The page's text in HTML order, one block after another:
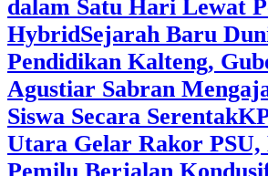
dalam Satu Hari Lewat
HybridSejarah Baru
Pendidikan Kalteng,
Agustiar Sabran
Siswa Secara Serentak
Utara Gelar Rakor PSU,